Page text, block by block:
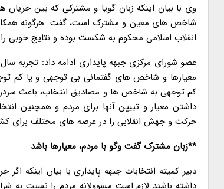
وی با بیان اینکه زبان گویا و مشترکی که بین جریان
شاخص های معین و مشترک است، گفت: هرگونه
انقلاب اسلامی محکوم به شکست بوده و نتایج خوبی
عضو شورای مرکزی جبهه پایداری ادامه داد: تجربه
معیارها و شاخص های گفتمانی بی توجهی و یا کم
کم توجهی به شاخص ها و مصادیق انتخاب، باعث
داشتن معیار و تبیین آنها برای مردم و همچنین
حرکت و جهش انقلابی را در عرصه های مختلف برای
**زبان مشترک گفت وگو با مردم، معیارها باشد
دبیر کمیته انتخابات جبهه پایداری با بیان اینکه
داشته باشند لازم است مسوولانه مردم را نسبت به